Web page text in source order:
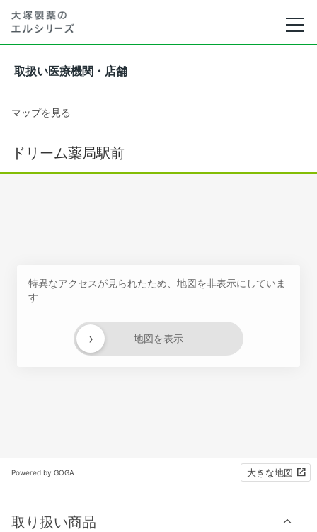
取扱い医療機関・店舗
マップを見る
ドリーム薬局駅前
特異なアクセスが見られたため、地図を非表示にしていま
す
地図を表示
›
Powered by GOGA 大きな地図
取り扱い商品